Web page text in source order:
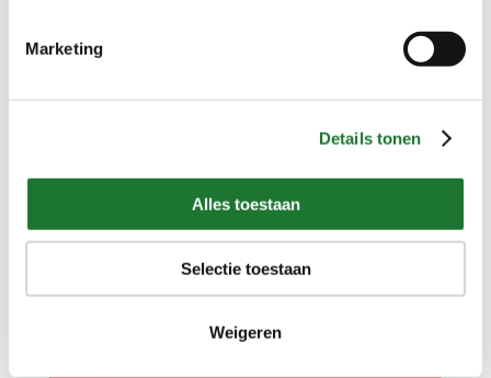
Marketing
Details tonen
Alles toestaan
Selectie toestaan
Weigeren
Neem gerust contact met
ons op…
Vragen over onze producten of
diensten?
Stuur ons een bericht